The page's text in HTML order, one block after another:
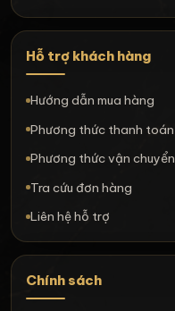
Hỗ trợ khách hàng
Hướng dẫn mua hàng
Phương thức thanh toán
Phương thức vận chuyển
Tra cứu đơn hàng
Liên hệ hỗ trợ
Chính sách